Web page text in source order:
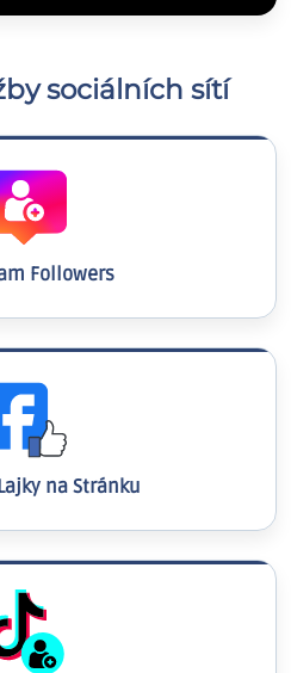
sociálních sítí
Followers
na Stránku